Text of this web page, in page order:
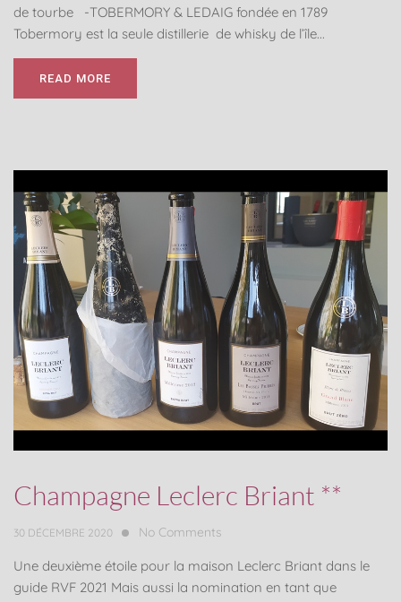
de tourbe -TOBERMORY & LEDAIG fondée en 1789
Tobermory est la seule distillerie de whisky de l’île...
READ MORE
Champagne Leclerc Briant **
30 DÉCEMBRE 2020 No Comments
Une deuxième étoile pour la maison Leclerc Briant dans le
guide RVF 2021 Mais aussi la nomination en tant que